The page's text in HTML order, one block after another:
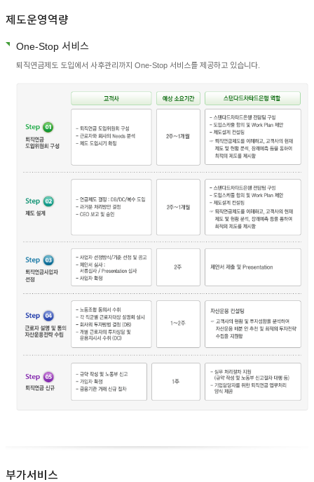
제도운영역량
One-Stop 서비스
퇴직연금제도 도입에서 사후관리까지 One-Stop 서비스를 제공하고 있습니다.
부가서비스